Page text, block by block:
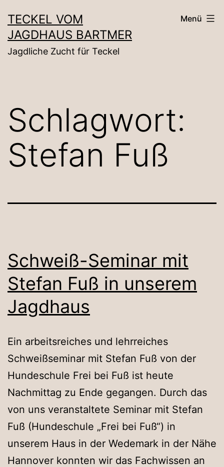
Inhalt
springen
TECKEL VOM
JAGDHAUS BARTMER
Jagdliche Zucht für Teckel
Menü
Schlagwort:
Stefan Fuß
Schweiß-Seminar mit
Stefan Fuß in unserem
Jagdhaus
Ein arbeitsreiches und lehrreiches
Schweißseminar mit Stefan Fuß von der
Hundeschule Frei bei Fuß ist heute
Nachmittag zu Ende gegangen. Durch das
von uns veranstaltete Seminar mit Stefan
Fuß (Hundeschule „Frei bei Fuß“) in
unserem Haus in der Wedemark in der Nähe
Hannover konnten wir das Fachwissen an